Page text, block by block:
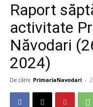
Raport
activitate
Năvodari
2024)
De către PrimariaNavodari -